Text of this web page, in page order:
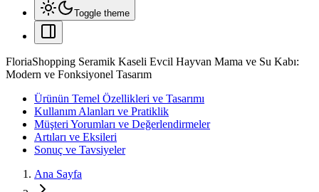
Toggle theme
FloriaShopping Seramik Kaseli Evcil Hayvan Mama ve Su Kabı:
Modern ve Fonksiyonel Tasarım
Ürünün Temel Özellikleri ve Tasarımı
Kullanım Alanları ve Pratiklik
Müşteri Yorumları ve Değerlendirmeler
Artıları ve Eksileri
Sonuç ve Tavsiyeler
Ana Sayfa